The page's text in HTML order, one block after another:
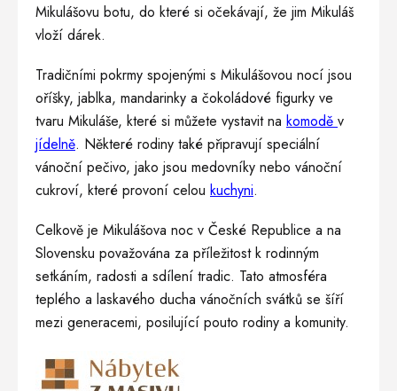
Mikulášovu botu, do které si očekávají, že jim Mikuláš
vloží dárek.
Tradičními pokrmy spojenými s Mikulášovou nocí jsou
oříšky, jablka, mandarinky a čokoládové figurky ve
tvaru Mikuláše, které si můžete vystavit na komodě v
jídelně. Některé rodiny také připravují speciální
vánoční pečivo, jako jsou medovníky nebo vánoční
cukroví, které provoní celou kuchyni.
Celkově je Mikulášova noc v České Republice a na
Slovensku považována za příležitost k rodinným
setkáním, radosti a sdílení tradic. Tato atmosféra
teplého a laskavého ducha vánočních svátků se šíří
mezi generacemi, posilující pouto rodiny a komunity.